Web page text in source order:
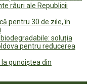
râuri ale Republicii
pentru 30 de zile, în
soluția
pentru reducerea
gunoiștea din